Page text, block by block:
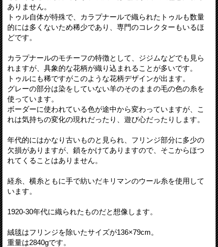
ありません。
トゥル自体が特殊で、カラプナールで織られたトゥルも数量
的には多くないため稀少であり、専門のコレクターもいるほ
どです。
カラプナールのモチーフの特徴として、ジジムなどでも見ら
れますが、具象的な花柄が織り込まれることが多いです。
トゥルにも稀ですがこのような花柄デザインが出ます。
グレーの部分は染をしていない羊のそのままの毛の色の糸を
使っています。
ボーダーに使われている色が途中から変わっていますが、こ
れは気持ちの変化の現れだったり、遊び心だったりします。
年代的にはかなり古いものと見られ、フリンジ部分に多少の
欠損がありますが、鎖をかけてありますので、そこからほつ
れてくることはありません。
経糸、横糸ともに手で紡いだキリマンのウール糸を使用して
います。
1920-30年代に織られたものだと想像します。
絨毯はフリンジを除いたサイズが136×79cm。
重量は2840gです。